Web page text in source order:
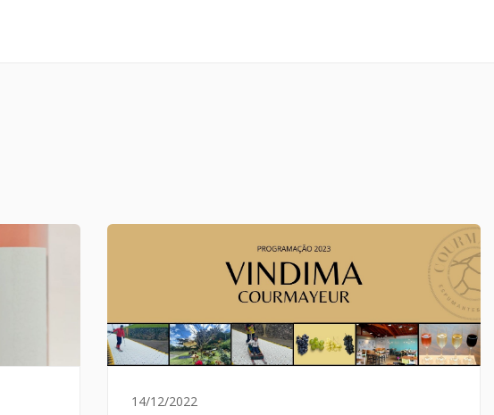
14/12/2022